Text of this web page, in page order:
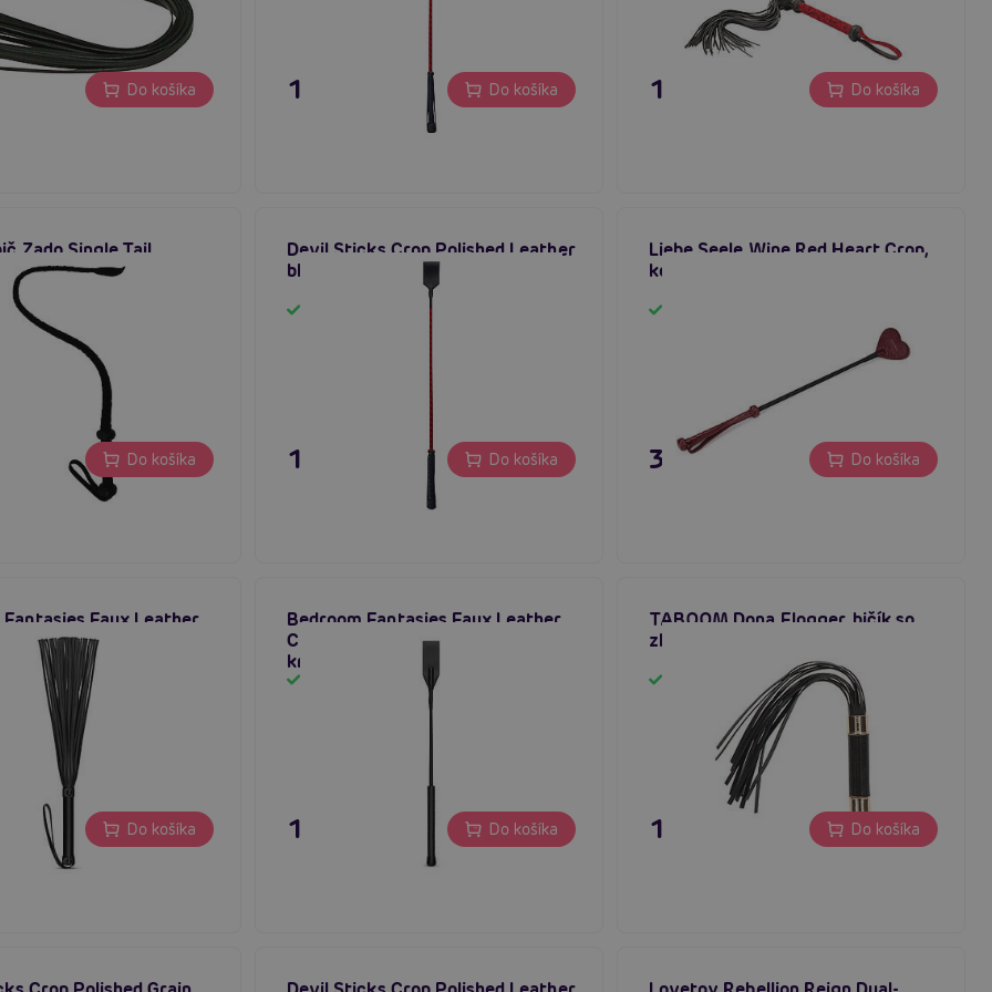
Do košíka 11,80 € Do košíka 159,80 € Do košíka
Zado Single Tail
Do košíka
Devil Sticks Crop Polished Leather
black/red, kožený bič
11,80 € Do košíka
Liebe Seele Wine Red Heart Crop,
kožený bičík v tvare srdca
39,80 € Do košíka
Faux Leather
důtky
Do košíka
Bedroom Fantasies Faux Leather
Crop Whip, sexy jazdecký bičík
krátky
15,80 € Do košíka
TABOOM Dona Flogger, bičík so
zlatými doplnkami
19,80 € Do košíka